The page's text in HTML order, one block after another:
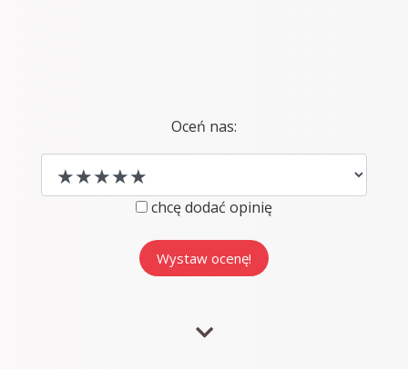
Oceń nas:
chcę dodać opinię